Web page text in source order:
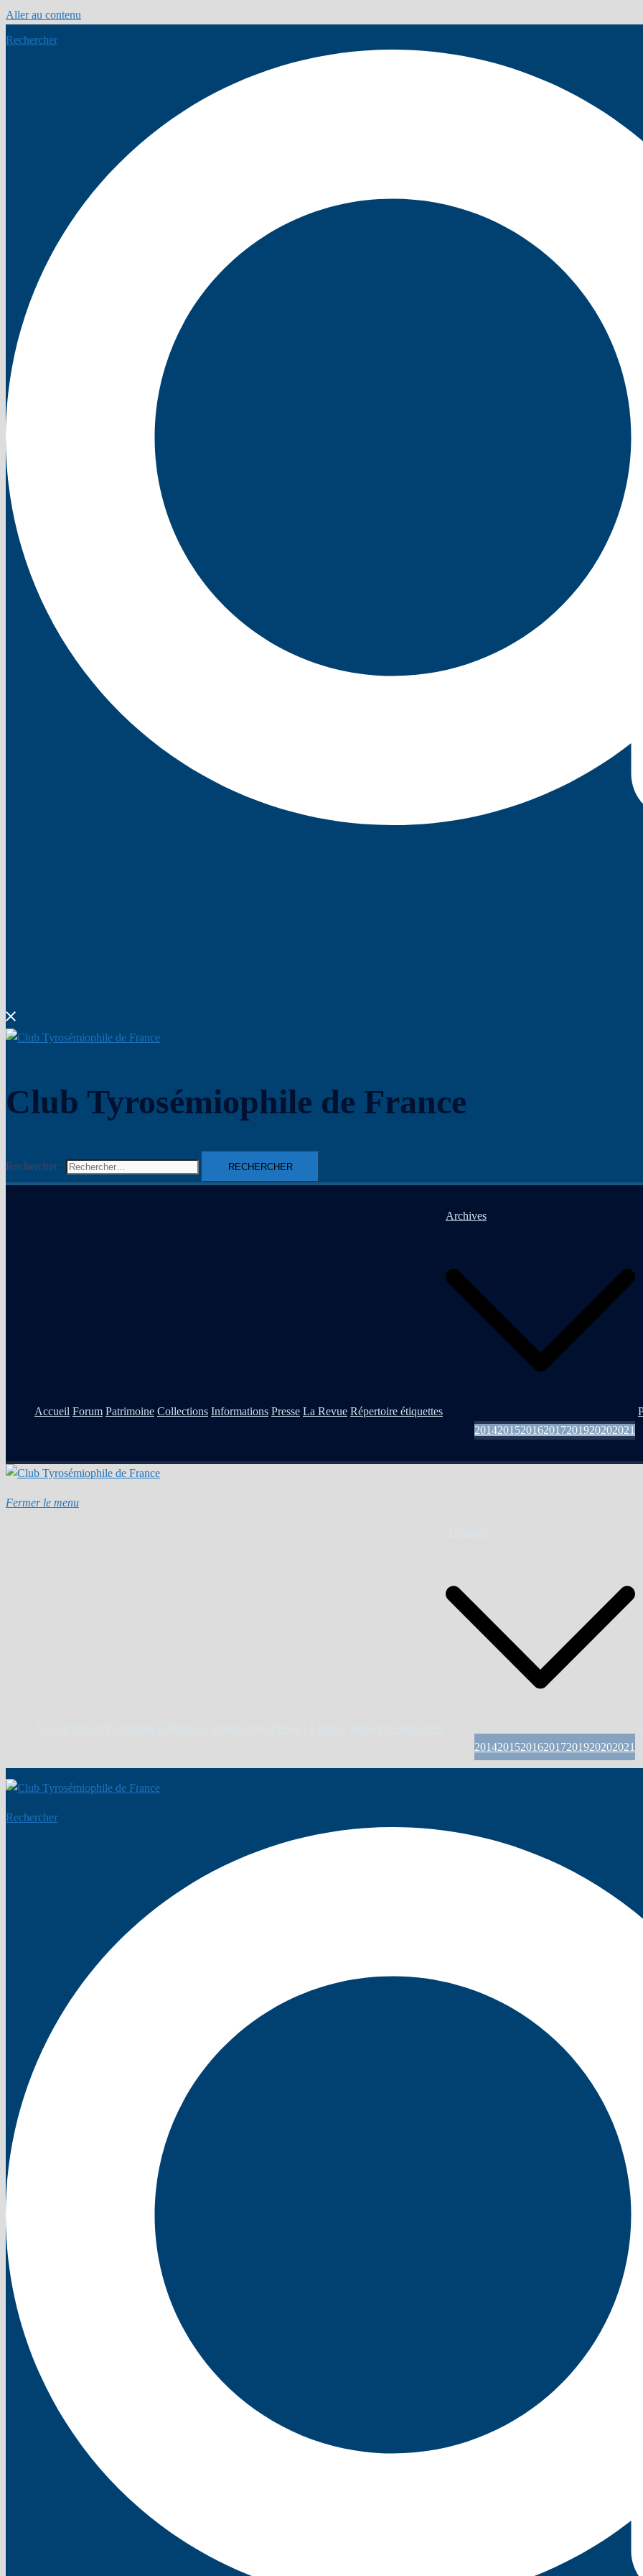
Aller au contenu
Rechercher
Club Tyrosémiophile de France
Rechercher :
Accueil Forum Patrimoine Collections Informations Presse La Revue Répertoire étiquettes
Archives
2014201520162017201920202021
Fermer le menu
2014201520162017201920202021
Rechercher